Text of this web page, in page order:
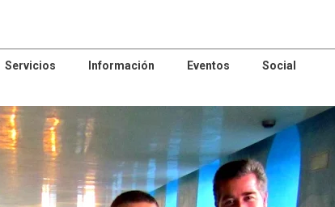
Servicios Información Eventos Social